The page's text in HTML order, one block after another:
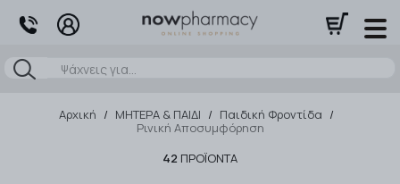
Αναζήτηση
Αρχική / ΜΗΤΕΡΑ & ΠΑΙΔΙ / Παιδική Φροντίδα /
Ρινική Αποσυμφόρηση
42 ΠΡΟΪΌΝΤΑ